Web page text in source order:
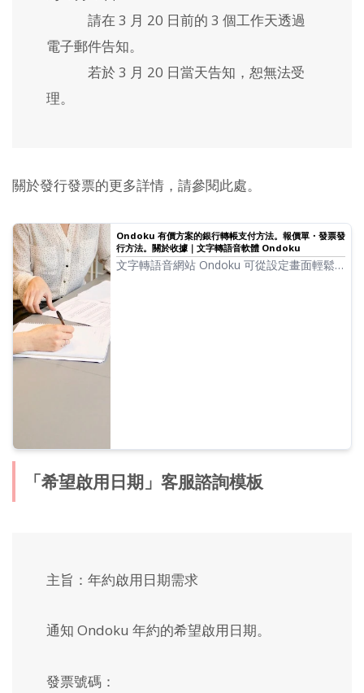
請在 3 月 20 日前的 3 個工作天透過
電子郵件告知。
若於 3 月 20 日當天告知，恕無法受
理。
關於發行發票的更多詳情，請參閱此處。
Ondoku 有價方案的銀行轉帳支付方法。報價單・發票發
行方法。關於收據｜文字轉語音軟體 Ondoku
文字轉語音網站 Ondoku 可從設定畫面輕鬆
「希望啟用日期」客服諮詢模板
主旨：年約啟用日期需求
通知 Ondoku 年約的希望啟用日期。
發票號碼：